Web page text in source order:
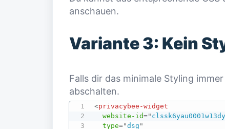
anschauen.
Variante 3: Kein
Falls dir das minimale Styling
abschalten.
<privacybee-widget
website-id="
type="dsg "